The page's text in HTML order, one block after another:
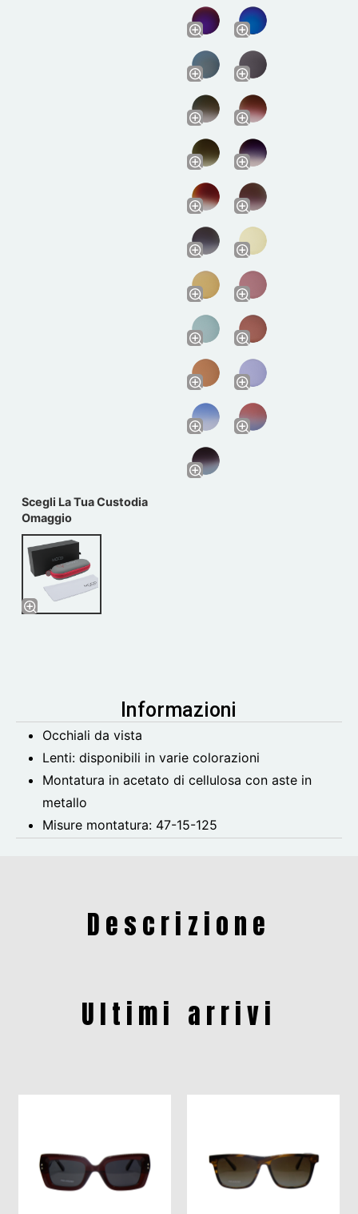
Scegli La Tua Custodia
Omaggio
Informazioni
Occhiali da vista
Lenti: disponibili in varie colorazioni
Montatura in acetato di cellulosa con aste in
metallo
Misure montatura: 47-15-125
Descrizione
Ultimi arrivi